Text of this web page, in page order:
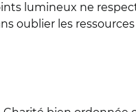
lumineux ne
oublier les